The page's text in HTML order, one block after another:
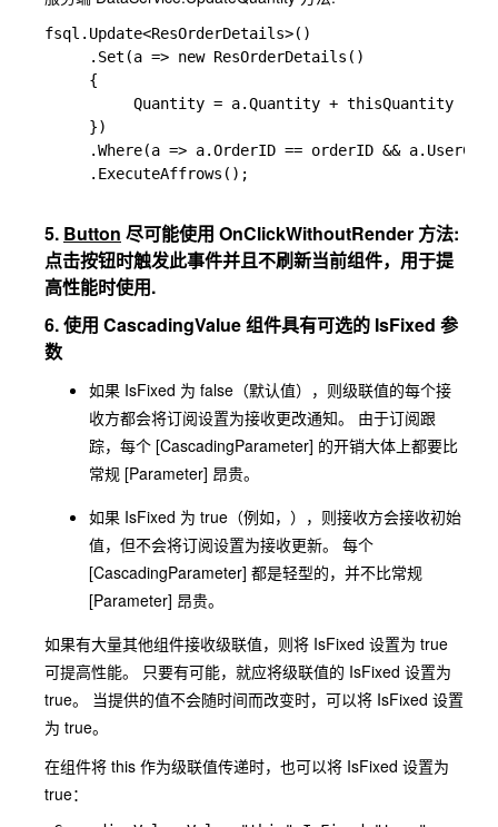
fsql.Update<ResOrderDetails>()
     .Set(a => new ResOrderDetails()
     {
          Quantity = a.Quantity + thisQuantity
     })
.Where(a => a.OrderID == orderID &&
     .ExecuteAffrows();
5. Button 尽可能使用 OnClickWithoutRender 方法:
点击按钮时触发此事件并且不刷新当前组件，用于提
高性能时使用.
6. 使用 CascadingValue 组件具有可选的 IsFixed 参
数
如果 IsFixed 为 false（默认值），则级联值的每个接
收方都会将订阅设置为接收更改通知。 由于订阅跟
踪，每个 [CascadingParameter] 的开销大体上都要比
常规 [Parameter] 昂贵。
如果 IsFixed 为 true（例如， ），则接收方会接收初始
值，但不会将订阅设置为接收更新。 每个
[CascadingParameter] 都是轻型的，并不比常规
[Parameter] 昂贵。
如果有大量其他组件接收级联值，则将 IsFixed 设置为 true
可提高性能。 只要有可能，就应将级联值的 IsFixed 设置为
true。 当提供的值不会随时间而改变时，可以将 IsFixed 设置
为 true。
在组件将 this 作为级联值传递时，也可以将 IsFixed 设置为
true：